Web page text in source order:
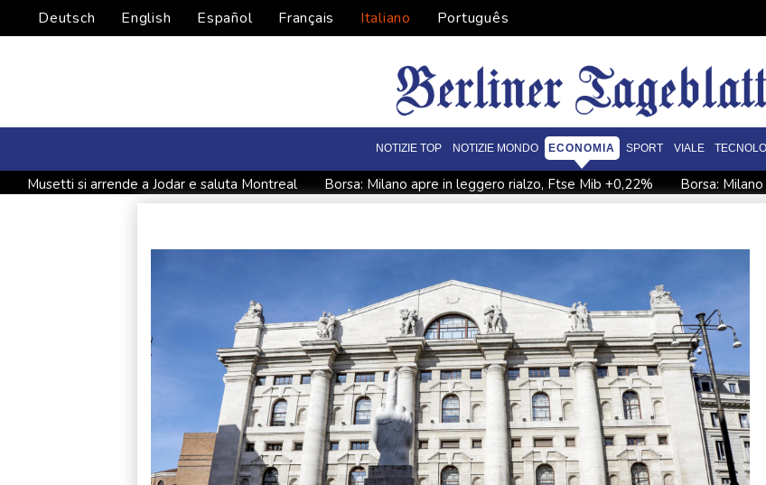
Deutsch English Español Français Italiano Português
NOTIZIE TOP NOTIZIE MONDO ECONOMIA SPORT VIALE
Musetti si arrende a Jodar e saluta Montreal Borsa: Milano apre in leggero rialzo, Ftse Mib +0,22%
Borsa: